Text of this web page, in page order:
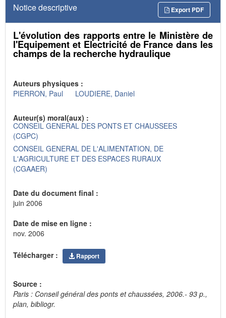
Notice descriptive Export PDF
L'évolution des rapports entre le Ministère de
l'Equipement et Electricité de France dans les
champs de la recherche hydraulique
Auteurs physiques :
PIERRON, Paul
LOUDIERE, Daniel
Auteur(s) moral(aux) :
CONSEIL GENERAL DES PONTS ET CHAUSSEES
(CGPC)
CONSEIL GENERAL DE L'ALIMENTATION, DE
L'AGRICULTURE ET DES ESPACES RURAUX
(CGAAER)
Date du document final :
juin 2006
Date de mise en ligne :
nov. 2006
Télécharger : Rapport
Source :
Paris : Conseil général des ponts et chaussées, 2006.- 93 p.,
plan, bibliogr.